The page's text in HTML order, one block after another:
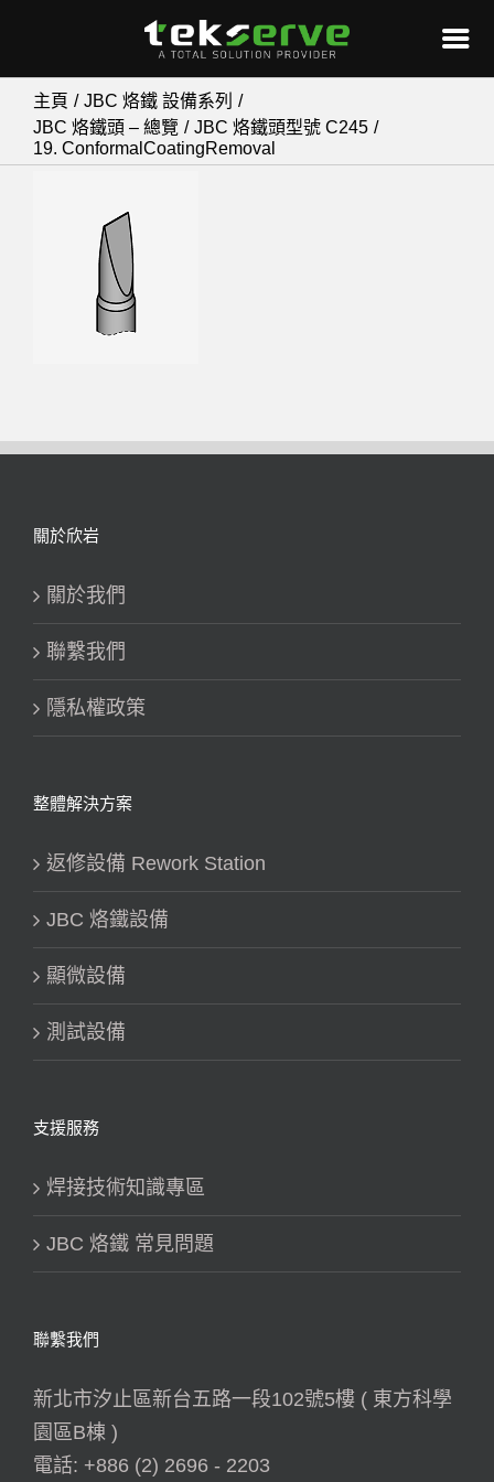
Skip
content
主頁
JBC 烙鐵 設備系列
JBC 烙鐵頭 – 總覽
JBC 烙鐵頭型號 C245
19. ConformalCoatingRemoval
關於欣岩
關於我們
聯繫我們
隱私權政策
整體解決方案
返修設備 Rework Station
JBC 烙鐵設備
顯微設備
測試設備
支援服務
焊接技術知識專區
JBC 烙鐵 常見問題
聯繫我們
新北市汐止區新台五路一段102號5樓 ( 東方科學
園區B棟 )
電話: +886 (2) 2696 - 2203